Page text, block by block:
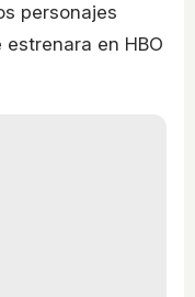
personajes
en HBO